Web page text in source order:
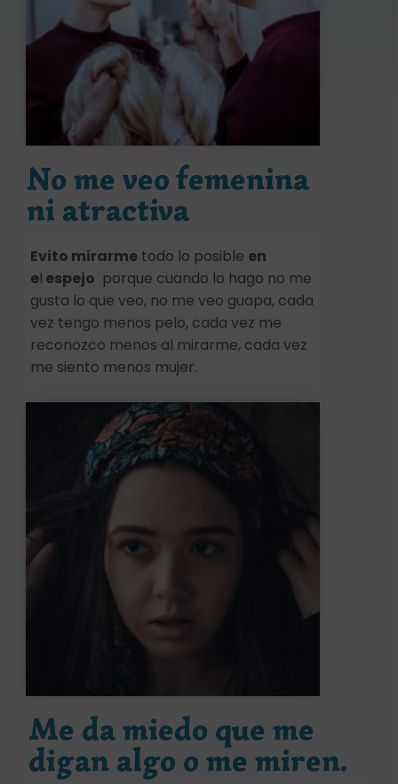
No me veo femenina
ni atractiva
Evito mirarme todo lo posible en
el espejo porque cuando lo hago no me
gusta lo que veo, no me veo guapa, cada
vez tengo menos pelo, cada vez me
reconozco menos al mirarme, cada vez
me siento menos mujer.
Me da miedo que me
digan algo o me miren.